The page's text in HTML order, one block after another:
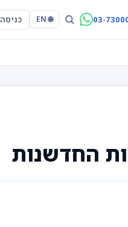
03-
🌐 EN כניסה
החדשנות